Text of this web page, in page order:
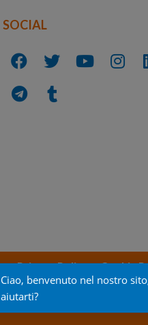
SOCIAL
Privacy Policy Cookie
Ciao, benvenuto nel nostro
aiutarti?